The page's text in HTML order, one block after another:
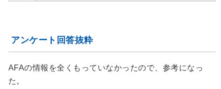
アンケート回答抜粋
AFAの情報を全くもっていなかったので、参考になっ
た。